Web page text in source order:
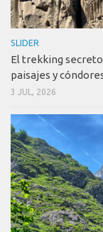
SLIDER
El trekking
paisajes y
3 JUL, 2026